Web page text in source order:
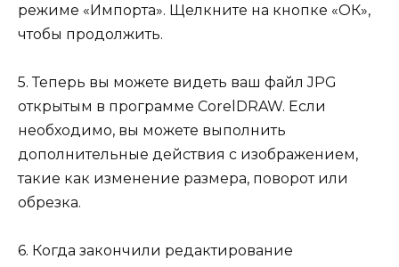
режиме «Импорта». Щелкните на кнопке «ОК»,
чтобы продолжить.
5. Теперь вы можете видеть ваш файл JPG
открытым в программе CorelDRAW. Если
необходимо, вы можете выполнить
дополнительные действия с изображением,
такие как изменение размера, поворот или
обрезка.
6. Когда закончили редактирование